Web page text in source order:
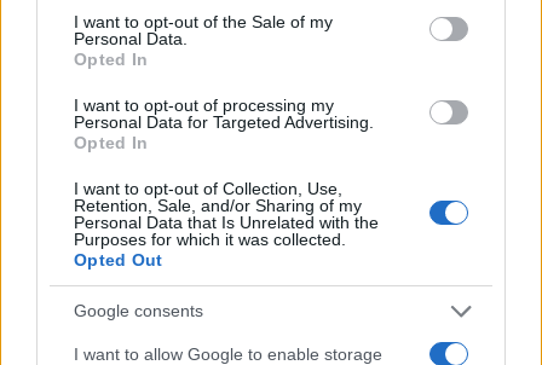
consent section.
I want to opt-out of the Sale of my
Personal Data.
Opted In
I want to opt-out of processing my
Personal Data for Targeted Advertising.
Opted In
I want to opt-out of Collection, Use,
Retention, Sale, and/or Sharing of my
Personal Data that Is Unrelated with the
Purposes for which it was collected.
Opted Out
Google consents
I want to allow Google to enable storage
Continua a leggere